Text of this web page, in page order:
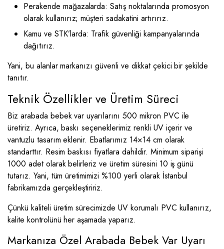
Perakende mağazalarda: Satış noktalarında promosyon
olarak kullanırız; müşteri sadakatini artırırız.
Kamu ve STK’larda: Trafik güvenliği kampanyalarında
dağıtırız.
Yani, bu alanlar markanızı güvenli ve dikkat çekici bir şekilde
tanıtır.
Teknik Özellikler ve Üretim Süreci
Biz arabada bebek var uyarılarını 500 mikron PVC ile
üretiriz. Ayrıca, baskı seçeneklerimiz renkli UV içerir ve
vantuzlu tasarım eklenir. Ebatlarımız 14×14 cm olarak
standarttır. Resim baskısı fiyatlara dahildir. Minimum siparişi
1000 adet olarak belirleriz ve üretim süresini 10 iş günü
tutarız. Yani, tüm üretimimizi %100 yerli olarak İstanbul
fabrikamızda gerçekleştiririz.
Çünkü kaliteli üretim sürecimizde UV korumalı PVC kullanırız,
kalite kontrolünü her aşamada yaparız.
Markanıza Özel Arabada Bebek Var Uyarı